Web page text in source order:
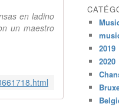
en ladino
un maestro
2019
2020